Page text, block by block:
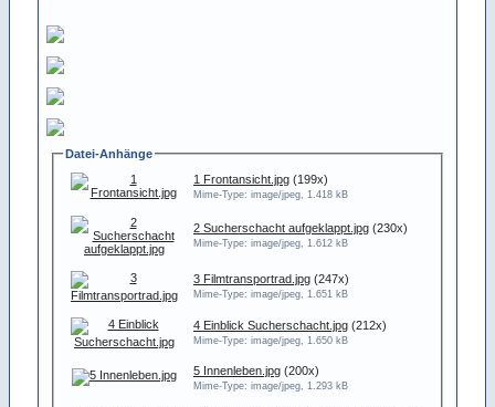
Datei-Anhänge
1 Frontansicht.jpg (199x)
Mime-Type: image/jpeg, 1.418 kB
2 Sucherschacht aufgeklappt.jpg (230x)
Mime-Type: image/jpeg, 1.612 kB
3 Filmtransportrad.jpg (247x)
Mime-Type: image/jpeg, 1.651 kB
4 Einblick Sucherschacht.jpg (212x)
Mime-Type: image/jpeg, 1.650 kB
5 Innenleben.jpg (200x)
Mime-Type: image/jpeg, 1.293 kB